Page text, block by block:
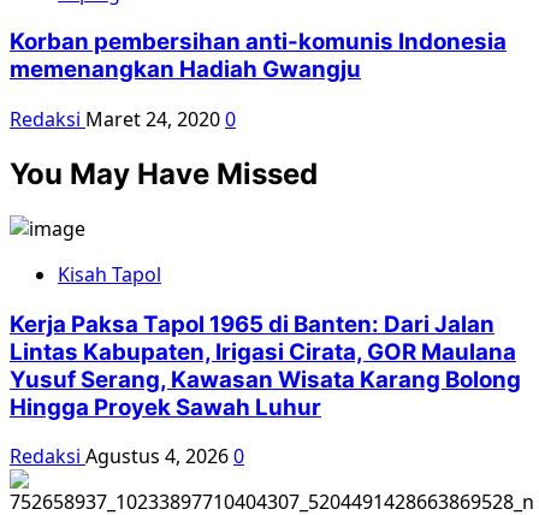
Korban pembersihan anti-komunis Indonesia
memenangkan Hadiah Gwangju
Redaksi Maret 24, 20200
You May Have Missed
Kisah Tapol
Kerja Paksa Tapol 1965 di Banten: Dari Jalan
Lintas Kabupaten, Irigasi Cirata, GOR Maulana
Yusuf Serang, Kawasan Wisata Karang Bolong
Hingga Proyek Sawah Luhur
Redaksi Agustus 4, 20260